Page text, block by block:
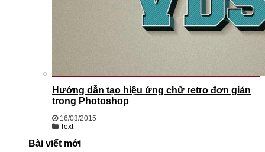
Hướng dẫn tạo hiệu ứng chữ retro đơn giản
trong Photoshop
16/03/2015
Text
Bài viết mới